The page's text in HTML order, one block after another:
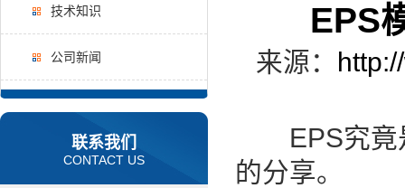
技术知识
公司新闻
联系我们
CONTACT US
EPS
来源：
EPS究竟是
的分享。